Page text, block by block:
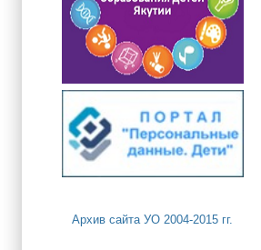
Архив сайта УО 2004-2015 гг.